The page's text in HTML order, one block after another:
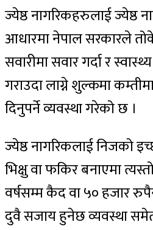
ज्येष्ठ नागरिकहरुलाई ज्येष्ठ
आधारमा नेपाल सरकारले
सवारीमा सवार गर्दा र
गराउदा लाग्ने शुल्कमा
दिनुपर्ने व्यवस्था गरेको छ ।
ज्येष्ठ नागरिकलाई निजको
भिक्षु वा फकिर बनाएमा
वर्षसम्म कैद वा ५० हजार
दुवै सजाय हुनेछ व्यवस्था